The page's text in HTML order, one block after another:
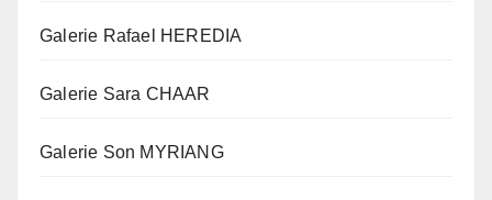
Galerie Rafael HEREDIA
Galerie Sara CHAAR
Galerie Son MYRIANG